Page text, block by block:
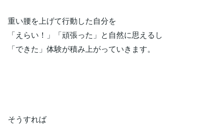
重い腰を上げて行動した自分を
「えらい！」「頑張った」と自然に思えるし
「できた」体験が積み上がっていきます。
そうすれば